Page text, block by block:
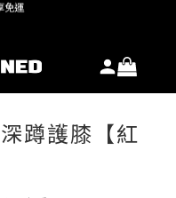
免運
蹲護膝【紅